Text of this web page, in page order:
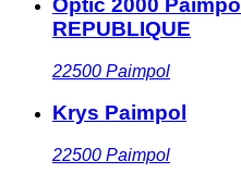
Optic 2000
REPUBLIQUE
22500 Paimpol
Krys Paimpol
22500 Paimpol